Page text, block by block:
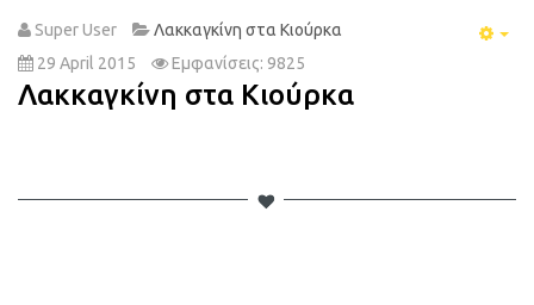
Super User
Λακκαγκίνη στα Κιούρκα
29 April 2015
Εμφανίσεις: 9825
Λακκαγκίνη στα Κιούρκα